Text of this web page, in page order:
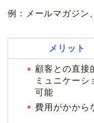
例：メールマガジン
メリット
顧客との直接
ミュニケーシ
可能
費用がかから